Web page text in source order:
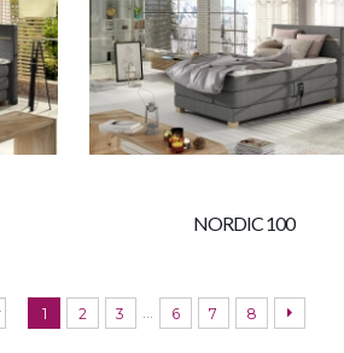
NORDIC 100
1 2 3 6 7 8